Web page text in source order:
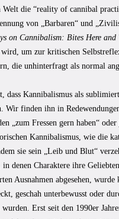
die “reality of cannibal
von „Barbaren“ und
on Cannibalism: Bites Here and
um zur kritischen
die unhinterfragt als normal
dass Kannibalismus als
Wir finden ihn in
„zum Fressen gern haben“
Kannibalismus, wie die
sie sein „Leib und Blut“
denen Charaktere ihre
Ausnahmen abgesehen,
geschah unterbewusst oder
Erst seit den 1990er